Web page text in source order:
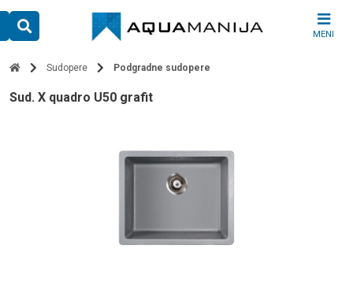
content
MENI
Sudopere Podgradne sudopere
sud. X quadro U50 grafit